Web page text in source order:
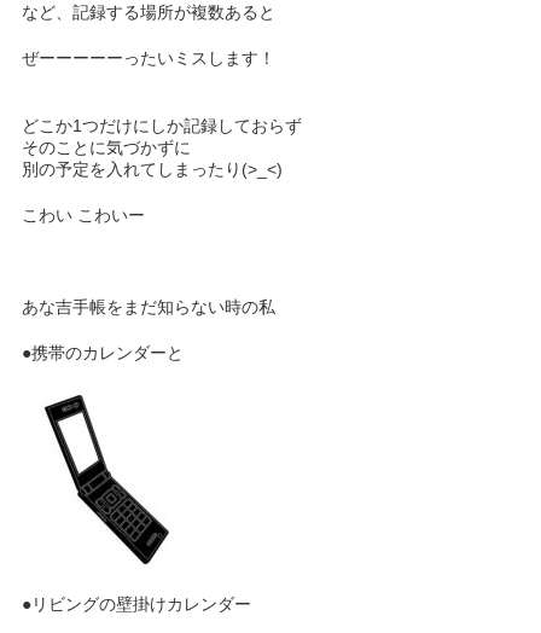
など、記録する場所が複数あると
ぜーーーーーったいミスします！
どこか1つだけにしか記録しておらず
そのことに気づかずに
別の予定を入れてしまったり(>_<)
こわい こわいー
あな吉手帳をまだ知らない時の私
●携帯のカレンダーと
●リビングの壁掛けカレンダー